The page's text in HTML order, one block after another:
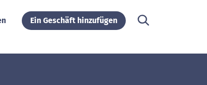
Ein Geschäft hinzufügen